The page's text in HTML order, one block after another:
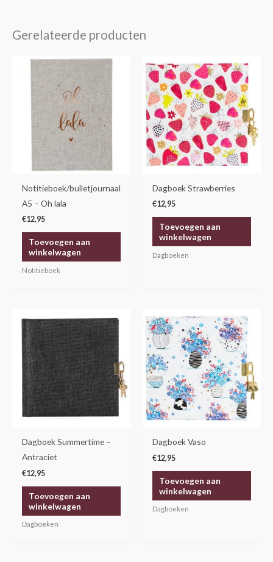
Gerelateerde producten
Notitieboek/bulletjournaal
A5 – Oh lala
€12,95
Toevoegen aan
winkelwagen
Notitieboek
Dagboek Strawberries
€12,95
Toevoegen aan
winkelwagen
Dagboeken
Dagboek Summertime –
Antraciet
€12,95
Toevoegen aan
winkelwagen
Dagboeken
Dagboek Vaso
€12,95
Toevoegen aan
winkelwagen
Dagboeken